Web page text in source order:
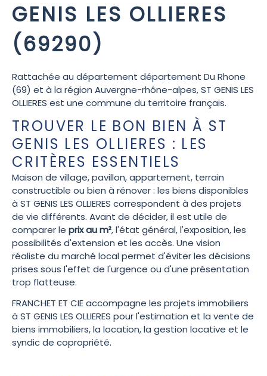
GENIS LES OLLIERES
(69290)
Rattachée au département département Du Rhone
(69) et à la région Auvergne-rhône-alpes, ST GENIS LES
OLLIERES est une commune du territoire français.
TROUVER LE BON BIEN À ST
GENIS LES OLLIERES : LES
CRITÈRES ESSENTIELS
Maison de village, pavillon, appartement, terrain
constructible ou bien à rénover : les biens disponibles
à ST GENIS LES OLLIERES correspondent à des projets
de vie différents. Avant de décider, il est utile de
comparer le prix au m², l'état général, l'exposition, les
possibilités d'extension et les accès. Une vision
réaliste du marché local permet d'éviter les décisions
prises sous l'effet de l'urgence ou d'une présentation
trop flatteuse.
FRANCHET ET CIE accompagne les projets immobiliers
à ST GENIS LES OLLIERES pour l'estimation et la vente de
biens immobiliers, la location, la gestion locative et le
syndic de copropriété.